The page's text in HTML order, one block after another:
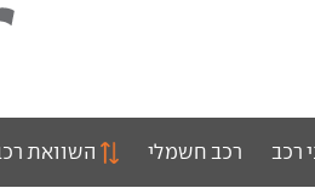
רכב רכב חשמלי השוואת